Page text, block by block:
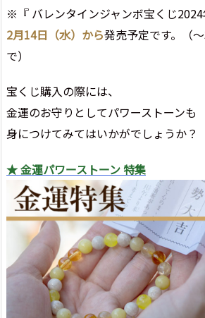
※『 バレンタインジャンボ宝くじ2024
2月14日（水）から発売予定です。（
で）
宝くじ購入の際には、
金運のお守りとしてパワーストーンも
身につけてみてはいかがでしょうか？
★ 金運パワーストーン 特集